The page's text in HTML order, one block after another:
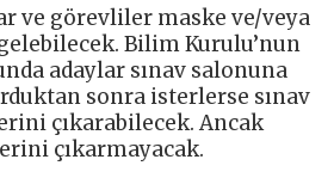
ve görevliler maske ve/veya
Bilim Kurulu’nun
adaylar sınav salonuna
sonra isterlerse sınav
çıkarabilecek. Ancak
çıkarmayacak.